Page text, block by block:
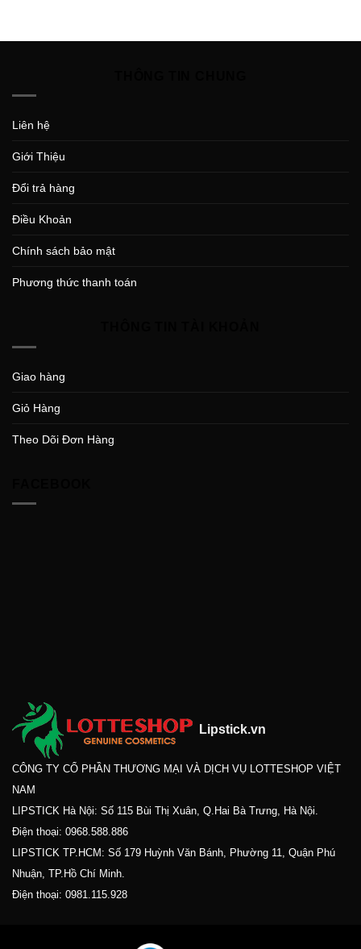
Liên hệ
Giới Thiệu
Đổi trả hàng
Điều Khoản
Chính sách bảo mật
Phương thức thanh toán
Giao hàng
Giỏ Hàng
Theo Dõi Đơn Hàng
Lipstick.vn
CÔNG TY CỔ PHẦN THƯƠNG MẠI VÀ DỊCH VỤ LOTTESHOP VIỆT
NAM
LIPSTICK Hà Nội: Số 115 Bùi Thị Xuân, Q.Hai Bà Trưng, Hà Nội.
Điện thoại: 0968.588.886
LIPSTICK TP.HCM: Số 179 Huỳnh Văn Bánh, Phường 11, Quận Phú
Nhuận, TP.Hồ Chí Minh.
Điện thoại: 0981.115.928